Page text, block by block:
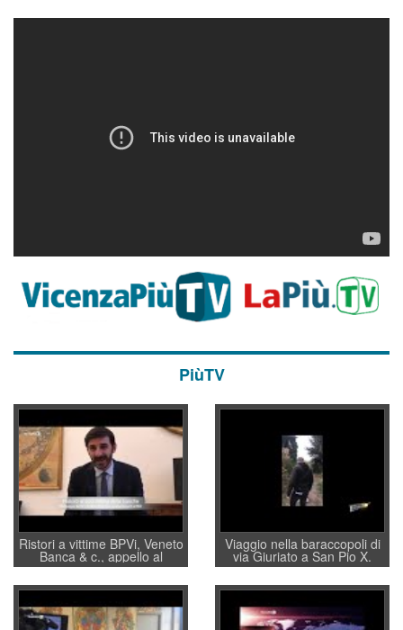
PiùTV
Ristori a vittime BPVi, Veneto
Banca & c., appello al
sottosegretario Alessio
Villarosa: per mettere ordine
convochi con Di Maio CNCU
a supporto della cabina di
regia al Mef
Viaggio nella baraccopoli di
via Giuriato a San Pio X.
Vicenza ai Vicentini: “faremo
un regalo di Natale ai
residenti”